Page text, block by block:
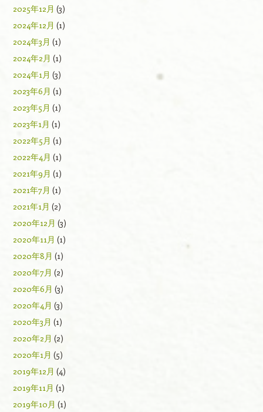
2025年12月 (3)
2024年12月 (1)
2024年3月 (1)
2024年2月 (1)
2024年1月 (3)
2023年6月 (1)
2023年5月 (1)
2023年1月 (1)
2022年5月 (1)
2022年4月 (1)
2021年9月 (1)
2021年7月 (1)
2021年1月 (2)
2020年12月 (3)
2020年11月 (1)
2020年8月 (1)
2020年7月 (2)
2020年6月 (3)
2020年4月 (3)
2020年3月 (1)
2020年2月 (2)
2020年1月 (5)
2019年12月 (4)
2019年11月 (1)
2019年10月 (1)